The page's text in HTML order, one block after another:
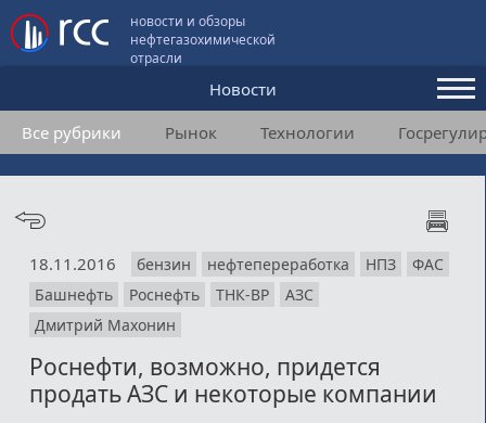
новости и обзоры
нефтегазохимической
отрасли
Новости
Аналитика и мнения
Конференции
Подписка
Медиакит
Все рубрики Рынок Технологии
18.11.2016 бензин нефтепереработка НПЗ
ФАС
Башнефть
Роснефть ТНК-BP
АЗС
Дмитрий Махонин
Роснефти, возможно, придется
продать АЗС и некоторые компании